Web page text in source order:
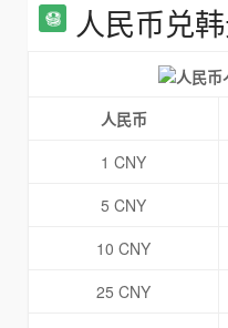
人民币兑
人民币
1 CNY
5 CNY
10 CNY
25 CNY